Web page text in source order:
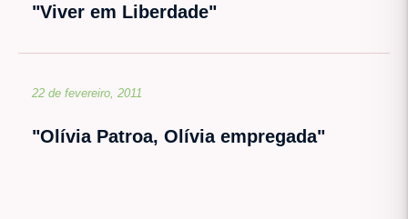
"Viver em Liberdade"
22 de fevereiro, 2011
"Olívia Patroa, Olívia empregada"